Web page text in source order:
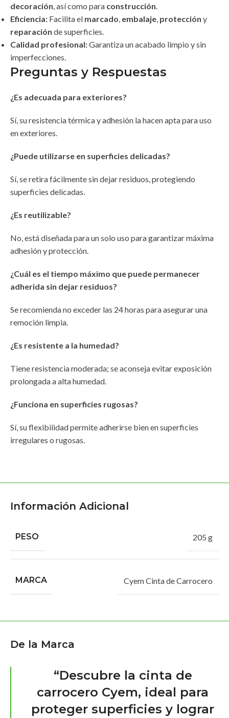
decoración, así como para construcción.
Eficiencia: Facilita el marcado, embalaje, protección y
reparación de superficies.
Calidad profesional:Garantiza un acabado limpio y sin
imperfecciones.
Preguntas y Respuestas
¿Es adecuada para exteriores?
Sí, su resistencia térmica y adhesión la hacen apta para uso
en exteriores.
¿Puede utilizarse en superficies delicadas?
Sí, se retira fácilmente sin dejar residuos, protegiendo
superficies delicadas.
¿Es reutilizable?
No, está diseñada para un solo uso para garantizar máxima
adhesión y protección.
¿Cuál es el tiempo máximo que puede permanecer
adherida sin dejar residuos?
Se recomienda no exceder las 24 horas para asegurar una
remoción limpia.
¿Es resistente a la humedad?
Tiene resistencia moderada; se aconseja evitar exposición
prolongada a alta humedad.
¿Funciona en superficies rugosas?
Sí, su flexibilidad permite adherirse bien en superficies
irregulares o rugosas.
Información Adicional
PESO 205 g
MARCA Cyem Cinta de Carrocero
De la Marca
“Descubre la cinta de
carrocero Cyem, ideal para
proteger superficies y lograr